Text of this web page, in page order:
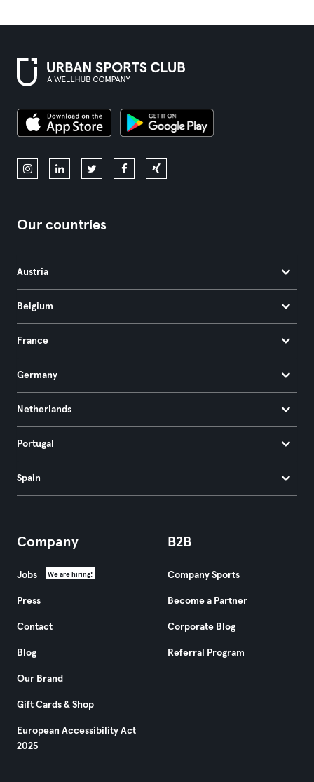
Our countries
Austria
Belgium
France
Germany
Netherlands
Portugal
Spain
Company
Jobs We are hiring!
Press
Contact
Blog
Our Brand
Gift Cards & Shop
European Accessibility Act
2025
B2B
Company Sports
Become a Partner
Corporate Blog
Referral Program